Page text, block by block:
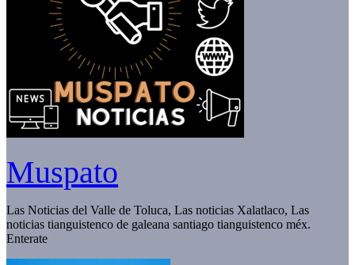
Muspato
Las Noticias del Valle de Toluca, Las noticias Xalatlaco, Las
noticias tianguistenco de galeana santiago tianguistenco méx.
Enterate